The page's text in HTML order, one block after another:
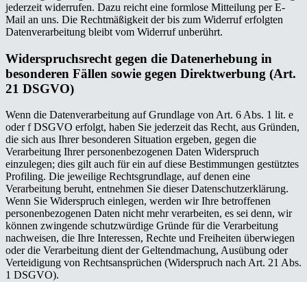
jederzeit widerrufen. Dazu reicht eine formlose Mitteilung per E-
Mail an uns. Die Rechtmäßigkeit der bis zum Widerruf erfolgten
Datenverarbeitung bleibt vom Widerruf unberührt.
Widerspruchsrecht gegen die Datenerhebung in
besonderen Fällen sowie gegen Direktwerbung (Art.
21 DSGVO)
Wenn die Datenverarbeitung auf Grundlage von Art. 6 Abs. 1 lit. e
oder f DSGVO erfolgt, haben Sie jederzeit das Recht, aus Gründen,
die sich aus Ihrer besonderen Situation ergeben, gegen die
Verarbeitung Ihrer personenbezogenen Daten Widerspruch
einzulegen; dies gilt auch für ein auf diese Bestimmungen gestütztes
Profiling. Die jeweilige Rechtsgrundlage, auf denen eine
Verarbeitung beruht, entnehmen Sie dieser Datenschutzerklärung.
Wenn Sie Widerspruch einlegen, werden wir Ihre betroffenen
personenbezogenen Daten nicht mehr verarbeiten, es sei denn, wir
können zwingende schutzwürdige Gründe für die Verarbeitung
nachweisen, die Ihre Interessen, Rechte und Freiheiten überwiegen
oder die Verarbeitung dient der Geltendmachung, Ausübung oder
Verteidigung von Rechtsansprüchen (Widerspruch nach Art. 21 Abs.
1 DSGVO).